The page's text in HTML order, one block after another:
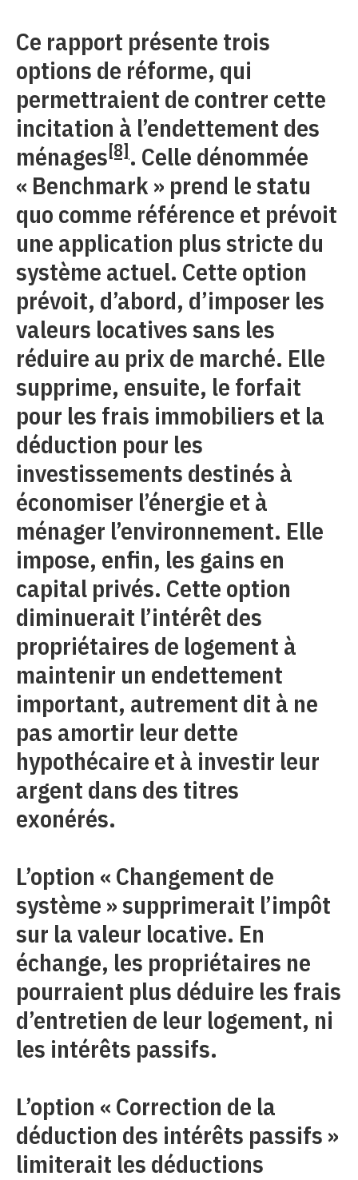
Ce rapport présente trois
options de réforme, qui
permettraient de contrer cette
incitation à l’endettement des
ménages[8]. Celle dénommée
« Benchmark » prend le statu
quo comme référence et prévoit
une application plus stricte du
système actuel. Cette option
prévoit, d’abord, d’imposer les
valeurs locatives sans les
réduire au prix de marché. Elle
supprime, ensuite, le forfait
pour les frais immobiliers et la
déduction pour les
investissements destinés à
économiser l’énergie et à
ménager l’environnement. Elle
impose, enfin, les gains en
capital privés. Cette option
diminuerait l’intérêt des
propriétaires de logement à
maintenir un endettement
important, autrement dit à ne
pas amortir leur dette
hypothécaire et à investir leur
argent dans des titres
exonérés.
L’option « Changement de
système » supprimerait l’impôt
sur la valeur locative. En
échange, les propriétaires ne
pourraient plus déduire les frais
d’entretien de leur logement, ni
les intérêts passifs.
L’option « Correction de la
déduction des intérêts passifs »
limiterait les déductions